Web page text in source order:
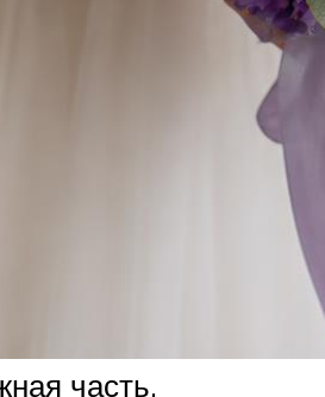
часть,